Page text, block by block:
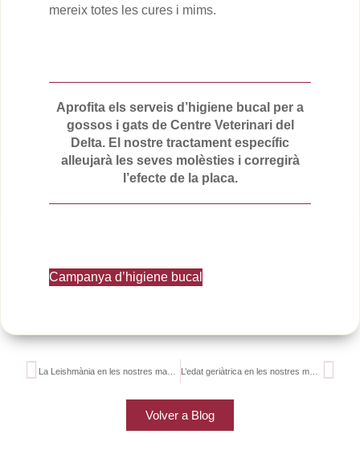
mereix totes les cures i mims.
Aprofita els serveis d’higiene bucal per a
gossos i gats de Centre Veterinari del
Delta. El nostre tractament específic
alleujarà les seves molèsties i corregirà
l’efecte de la placa.
Campanya d’higiene bucal
L’edat geriàtrica en les nostres mascotes
Volver a Blog